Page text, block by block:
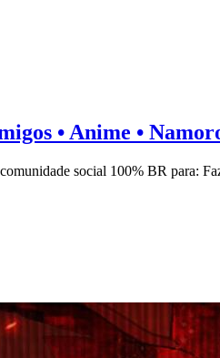
• Anime •
social 100% BR para: